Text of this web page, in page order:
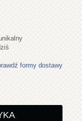
płatnościformy dostawy